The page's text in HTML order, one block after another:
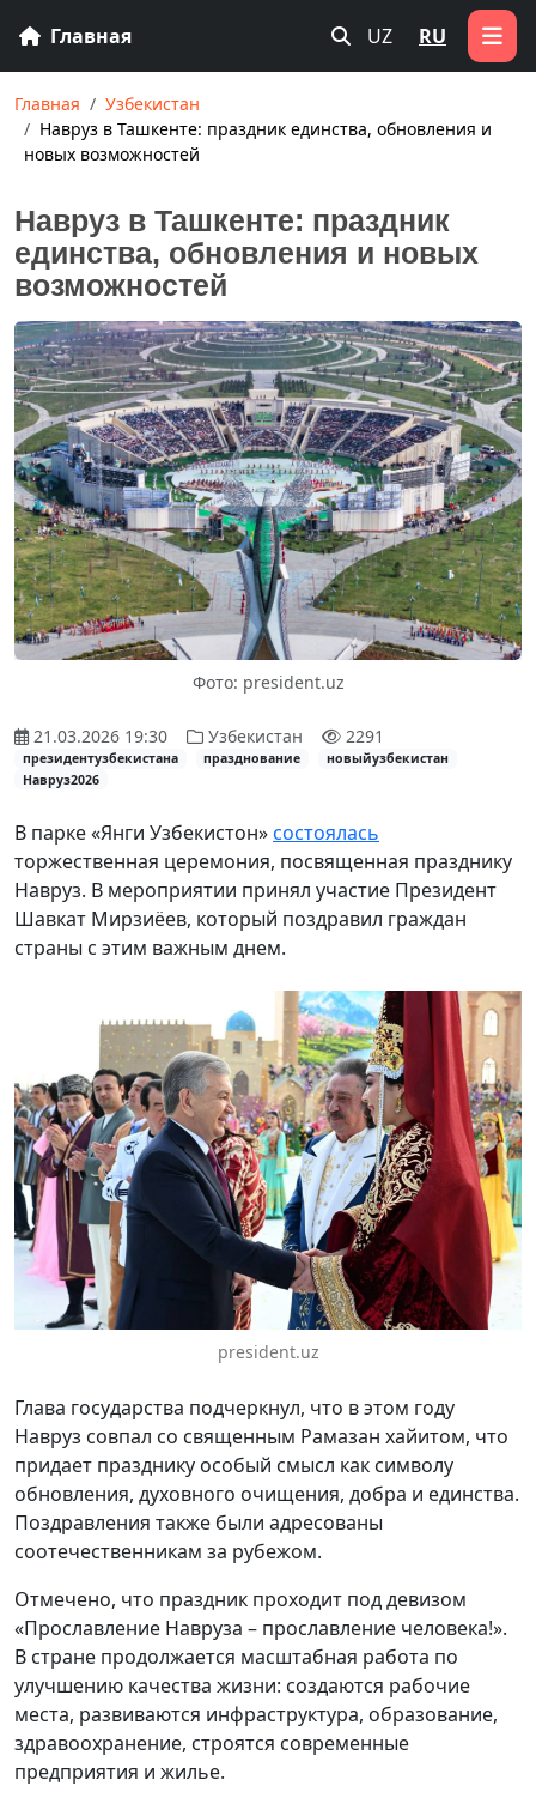
Главная UZ RU
Главная
Узбекистан
Навруз в Ташкенте: праздник единства, обновления и
новых возможностей
Навруз в Ташкенте: праздник
единства, обновления и новых
возможностей
Фото: president.uz
21.03.2026 19:30 Узбекистан 2291
президентузбекистана празднование
новыйузбекистан
Навруз2026
В парке «Янги Узбекистон»состоялась
торжественная церемония, посвященная празднику
Навруз. В мероприятии принял участие Президент
Шавкат Мирзиёев, который поздравил граждан
страны с этим важным днем.
president.uz
Глава государства подчеркнул, что в этом году
Навруз совпал со священным Рамазан хайитом, что
придает празднику особый смысл как символу
обновления, духовного очищения, добра и единства.
Поздравления также были адресованы
соотечественникам за рубежом.
Отмечено, что праздник проходит под девизом
«Прославление Навруза – прославление человека!».
В стране продолжается масштабная работа по
улучшению качества жизни: создаются рабочие
места, развиваются инфраструктура, образование,
здравоохранение, строятся современные
предприятия и жилье.